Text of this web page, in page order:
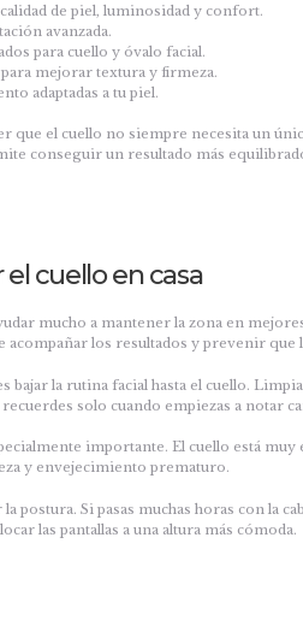
de piel, luminosidad y confort.
avanzada.
para cuello y óvalo facial.
mejorar textura y firmeza.
adaptadas a tu piel.
que el cuello no siempre necesita un
conseguir un resultado más
cuello en casa
mucho a mantener la zona en
acompañar los resultados y prevenir que
bajar la rutina facial hasta el cuello.
solo cuando empiezas a notar
importante. El cuello está
y envejecimiento prematuro.
postura. Si pasas muchas horas con la
las pantallas a una altura más cómoda.